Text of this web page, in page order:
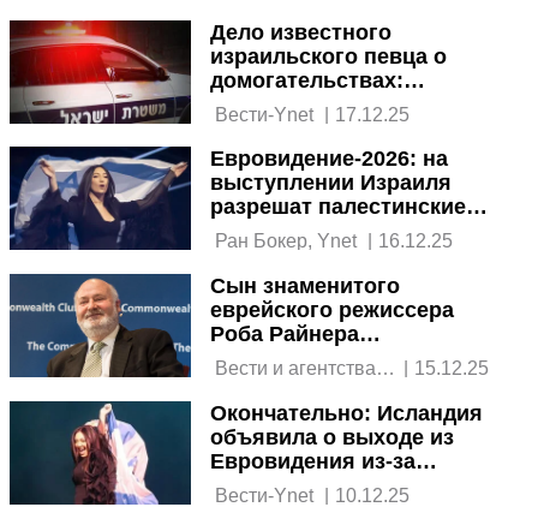
Дело известного
израильского певца о
домогательствах:
полиция начала допросы
Вести-Ynet | 17.12.25
Евровидение-2026: на
выступлении Израиля
разрешат палестинские
флаги и крики осуждения
Ран Бокер, Ynet 16.12.25
Сын знаменитого
еврейского режиссера
Роба Райнера
подозревается в
убийстве родителей
Вести и агентства
| 15.12.25
Окончательно: Исландия
объявила о выходе из
Евровидения из-за
Израиля
Вести-Ynet | 10.12.25